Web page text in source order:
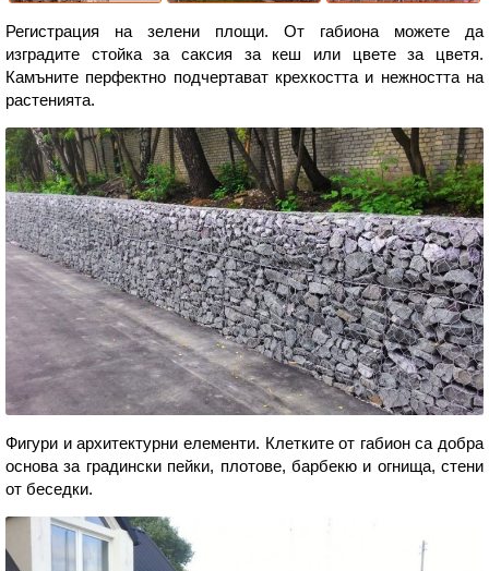
Регистрация на зелени площи. От габиона можете да
изградите стойка за саксия за кеш или цвете за цветя.
Камъните перфектно подчертават крехкостта и нежността на
растенията.
Фигури и архитектурни елементи. Клетките от габион са добра
основа за градински пейки, плотове, барбекю и огнища, стени
от беседки.